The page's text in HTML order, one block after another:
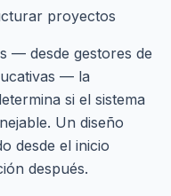
proyectos
— desde gestores de
— la
si el sistema
Un diseño
desde el inicio
después.